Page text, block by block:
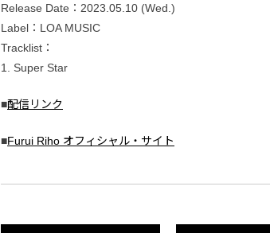
Release Date：2023.05.10 (Wed.)
Label：LOA MUSIC
Tracklist：
1. Super Star
■配信リンク
■Furui Riho オフィシャル・サイト